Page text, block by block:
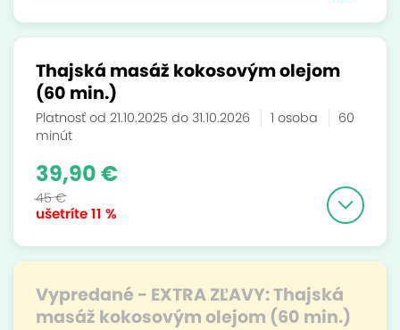
Thajská masáž kokosovým olejom
(60 min.)
Platnosť od 21.10.2025 do 31.10.2026 1 osoba
60
minút
ušetríte11 %
39,90 €
45 €
Vypredané - EXTRA ZĽAVY: Thajská
masáž kokosovým olejom (60 min.)